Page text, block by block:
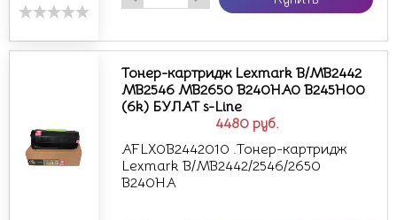
4480 руб.
Тонер-картридж Lexmark B/MB2442
MB2546 MB2650 B240HA0 B245H00
(6k) БУЛАТ s-Line
AFLX0B2442010 .Тонер-картридж
Lexmark B/MB2442/2546/2650
B240HA